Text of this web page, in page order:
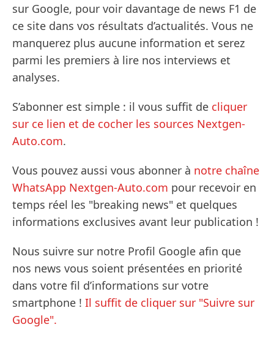
sur Google, pour voir davantage de news F1 de
ce site dans vos résultats d’actualités. Vous ne
manquerez plus aucune information et serez
parmi les premiers à lire nos interviews et
analyses.
S’abonner est simple : il vous suffit de cliquer
sur ce lien et de cocher les sources Nextgen-
Auto.com.
Vous pouvez aussi vous abonner à notre chaîne
WhatsApp Nextgen-Auto.com pour recevoir en
temps réel les "breaking news" et quelques
informations exclusives avant leur publication !
Nous suivre sur notre Profil Google afin que
nos news vous soient présentées en priorité
dans votre fil d’informations sur votre
smartphone ! Il suffit de cliquer sur "Suivre sur
Google".